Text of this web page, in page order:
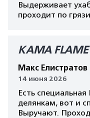
Выдерживает
проходит по
КАМА
Макс Елистратов
14 июня 2026
Есть
делянкам, вот и
Выручают.